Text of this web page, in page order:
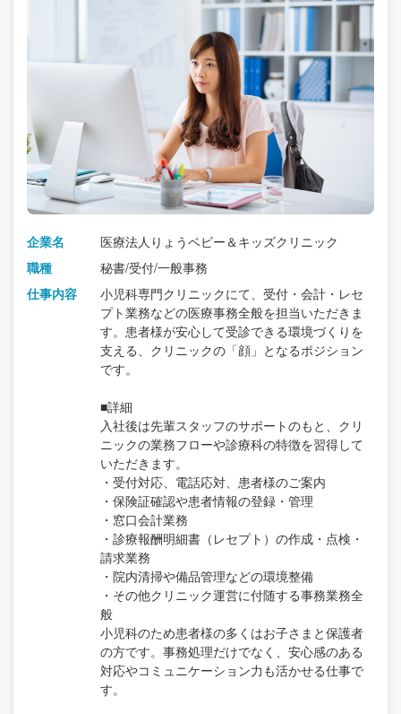
企業名
医療法人りょうベビー＆キッズクリニック
職種
秘書/受付/一般事務
仕事内容
小児科専門クリニックにて、受付・会計・レセ
プト業務などの医療事務全般を担当いただきま
す。患者様が安心して受診できる環境づくりを
支える、クリニックの「顔」となるポジション
です。
■詳細
入社後は先輩スタッフのサポートのもと、クリ
ニックの業務フローや診療科の特徴を習得して
いただきます。
・受付対応、電話応対、患者様のご案内
・保険証確認や患者情報の登録・管理
・窓口会計業務
・診療報酬明細書（レセプト）の作成・点検・
請求業務
・院内清掃や備品管理などの環境整備
・その他クリニック運営に付随する事務業務全
般
小児科のため患者様の多くはお子さまと保護者
の方です。事務処理だけでなく、安心感のある
対応やコミュニケーション力も活かせる仕事で
す。